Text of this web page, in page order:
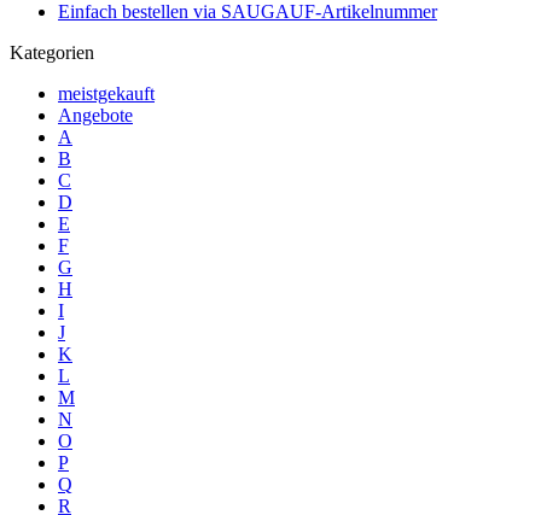
Einfach bestellen via SAUGAUF-Artikelnummer
Kategorien
meistgekauft
Angebote
A
B
C
D
E
F
G
H
I
J
K
L
M
N
O
P
Q
R